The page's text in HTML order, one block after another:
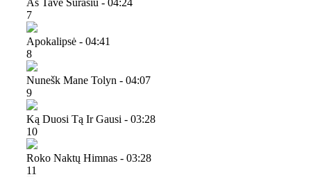
7
Apokalipsė - 04:41
8
Nunešk Mane Tolyn - 04:07
9
Ką Duosi Tą Ir Gausi - 03:28
10
Roko Naktų Himnas - 03:28
11